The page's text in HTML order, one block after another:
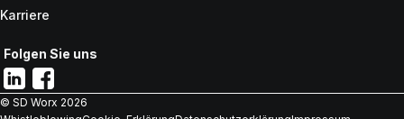
Karriere
Folgen Sie uns
© SD Worx 2026